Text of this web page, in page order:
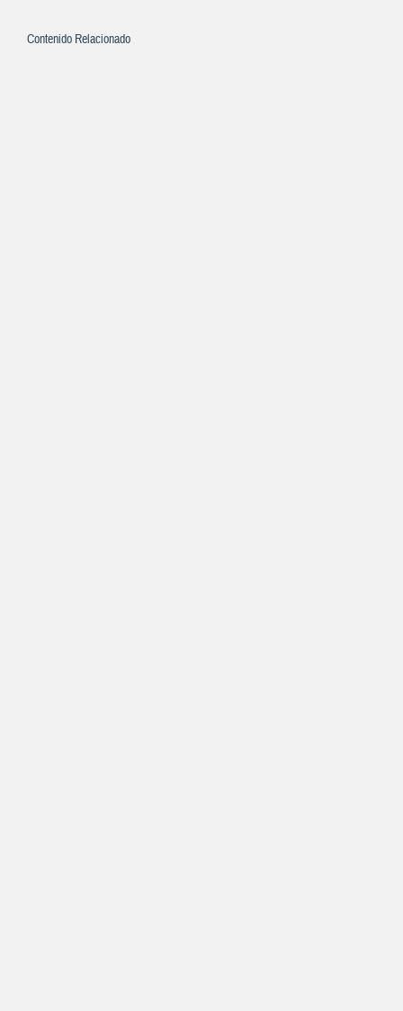
Contenido Relacionado